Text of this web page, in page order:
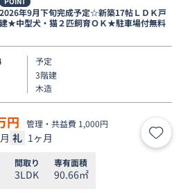
2026年9月下旬完成予定☆新築17帖ＬＤＫ戸
建★中型犬・猫２匹飼育ＯＫ★駐車場付無料
予定
3階建
木造
円 管理・共益費 1,000円
礼 1ヶ月 お気
間取り
3LDK
専有面積
90.66㎡